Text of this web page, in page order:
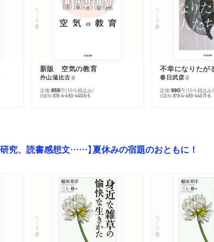
ちくま文庫
新版 空気の教育
外山滋比古著
定価:858円 （10％税込み）
ISBN:978-4-480-44106-5
ちくま文庫
春日武彦著
定価:990円 （10％税込み）
ISBN:978-4-480-44071-6
研究、読書感想文……】夏休みの宿題のおともに！
ちくま文庫 ちくま文庫